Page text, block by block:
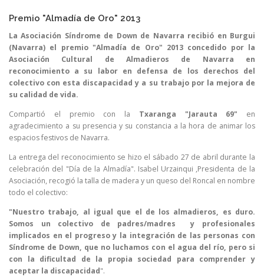
Premio "Almadía de Oro" 2013
La Asociación Síndrome de Down de Navarra recibió en Burgui
(Navarra) el premio "Almadía de Oro" 2013 concedido por la
Asociación Cultural de Almadieros de Navarra en
reconocimiento a su labor en defensa de los derechos del
colectivo con esta discapacidad y a su trabajo por la mejora de
su calidad de vida.
Compartió el premio con la Txaranga "Jarauta 69" en
agradecimiento a su presencia y su constancia a la hora de animar los
espacios festivos de Navarra.
La entrega del reconocimiento se hizo el sábado 27 de abril durante la
celebración del "Día de la Almadía". Isabel Urzainqui ,Presidenta de la
Asociación, recogió la talla de madera y un queso del Roncal en nombre
todo el colectivo:
"Nuestro trabajo, al igual que el de los almadieros, es duro.
Somos un colectivo de padres/madres y profesionales
implicados en el progreso y la integración de las personas con
Síndrome de Down, que no luchamos con el agua del río, pero si
con la dificultad de la propia sociedad para comprender y
aceptar la discapacidad".